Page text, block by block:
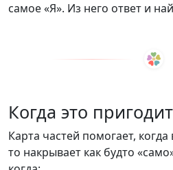
самое «Я». Из него ответ и
Когда это
Карта частей помогает,
то накрывает как будто